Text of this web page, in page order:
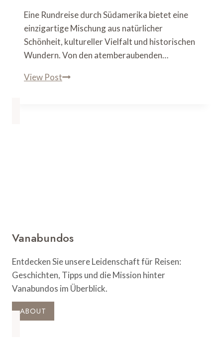
Eine Rundreise durch Südamerika bietet eine
einzigartige Mischung aus natürlicher
Schönheit, kultureller Vielfalt und historischen
Wundern. Von den atemberaubenden…
View PostSüdamerika
Vanabundos
Entdecken Sie unsere Leidenschaft für Reisen:
Geschichten, Tipps und die Mission hinter
Vanabundos im Überblick.
ABOUT